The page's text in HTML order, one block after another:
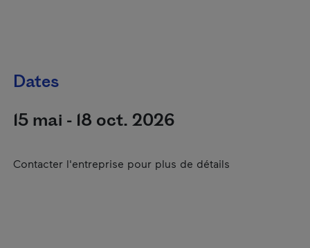
Dates
15 mai - 18 oct. 2026
Contacter l'entreprise pour plus de détails